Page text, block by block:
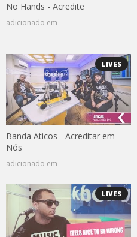
No Hands - Acredite
adicionado em
LIVES
Banda Aticos - Acreditar em
Nós
adicionado em
LIVES